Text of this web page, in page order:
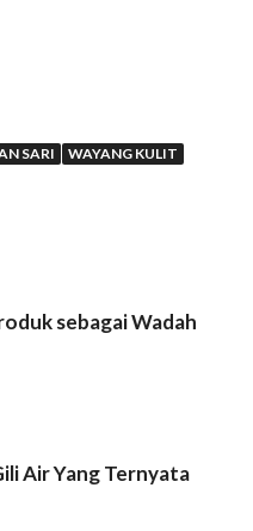
SARI WAYANG KULIT
sebagai Wadah
Air Yang Ternyata